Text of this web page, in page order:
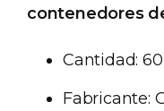
contenedores
Cantidad: 60
Fabricante: